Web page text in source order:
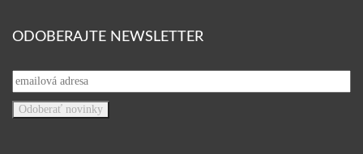
ODOBERAJTE NEWSLETTER